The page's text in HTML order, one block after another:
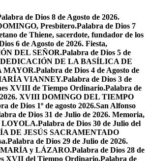
de Dios 8 de Agosto de 2026.
Presbítero.Palabra de Dios 7
de Thiene, sacerdote, fundador de los
6 de Agosto de 2026. Fiesta,
DEL SEÑOR.Palabra de Dios 5 de
DEDICACIÓN DE LA BASÍLICA DE
MAYOR.Palabra de Dios 4 de Agosto de
VIANNEY.Palabra de Dios 3 de
XVIII de Tiempo Ordinario.Palabra de
2026. XVIII DOMINGO DEL TIEMPO
de Dios 1º de agosto 2026.San Alfonso
de Dios 31 de Julio de 2026. Memoria,
LOYOLA.Palabra de Dios 30 de Julio del
DE JESÚS SACRAMENTADO
Palabra de Dios 29 de Julio de 2026.
y LÁZARO.Palabra de Dios 28 de
XVII del Tiempo Ordinario.Palabra de